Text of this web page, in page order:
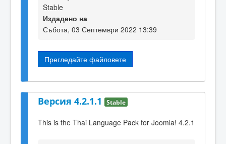
Stable
Издадено на
Събота, 03 Септември 2022 13:39
Прегледайте файловете
Версия 4.2.1.1 Stable
This is the Thai Language Pack for Joomla! 4.2.1